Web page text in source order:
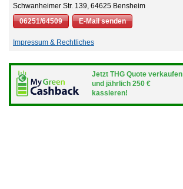
Schwanheimer Str. 139, 64625 Bensheim
06251/64509
E-Mail senden
Impressum & Rechtliches
Jetzt THG Quote verkaufen
und jährlich 250 €
kassieren!